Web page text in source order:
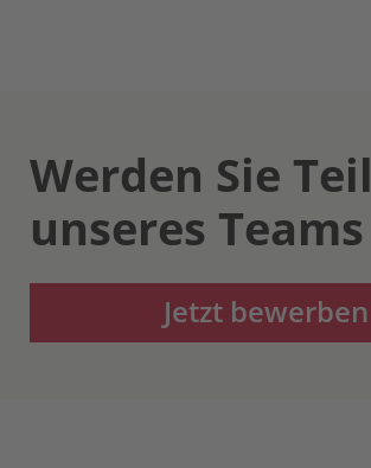
Werden Sie Teil
unseres Teams
Jetzt bewerben